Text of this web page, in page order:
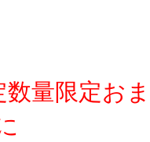
数量限定